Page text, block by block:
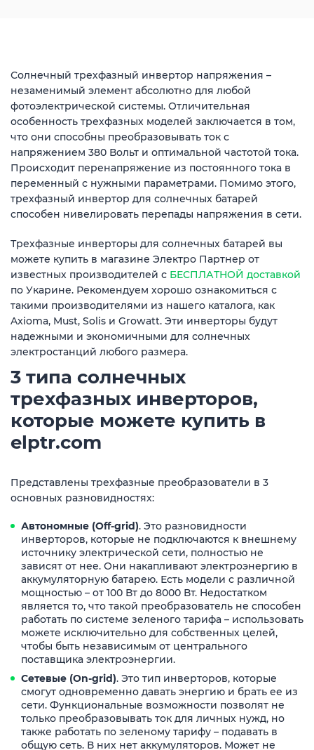
Солнечный трехфазный инвертор напряжения –
незаменимый элемент абсолютно для любой
фотоэлектрической системы. Отличительная
особенность трехфазных моделей заключается в том,
что они способны преобразовывать ток с
напряжением 380 Вольт и оптимальной частотой тока.
Происходит перенапряжение из постоянного тока в
переменный с нужными параметрами. Помимо этого,
трехфазный инвертор для солнечных батарей
способен нивелировать перепады напряжения в сети.
Трехфазные инверторы для солнечных батарей вы
можете купить в магазине Электро Партнер от
известных производителей с БЕСПЛАТНОЙ доставкой
по Укарине. Рекомендуем хорошо ознакомиться с
такими производителями из нашего каталога, как
Axioma, Must, Solis и Growatt. Эти инверторы будут
надежными и экономичными для солнечных
электростанций любого размера.
3 типа солнечных
трехфазных инверторов,
которые можете купить в
elptr.com
Представлены трехфазные преобразователи в 3
основных разновидностях:
Автономные (Off-grid). Это разновидности
инверторов, которые не подключаются к внешнему
источнику электрической сети, полностью не
зависят от нее. Они накапливают электроэнергию в
аккумуляторную батарею. Есть модели с различной
мощностью – от 100 Вт до 8000 Вт. Недостатком
является то, что такой преобразователь не способен
работать по системе зеленого тарифа – использовать
можете исключительно для собственных целей,
чтобы быть независимым от центрального
поставщика электроэнергии.
Сетевые (On-grid). Это тип инверторов, которые
смогут одновременно давать энергию и брать ее из
сети. Функциональные возможности позволят не
только преобразовывать ток для личных нужд, но
также работать по зеленому тарифу – подавать в
общую сеть. В них нет аккумуляторов. Может не